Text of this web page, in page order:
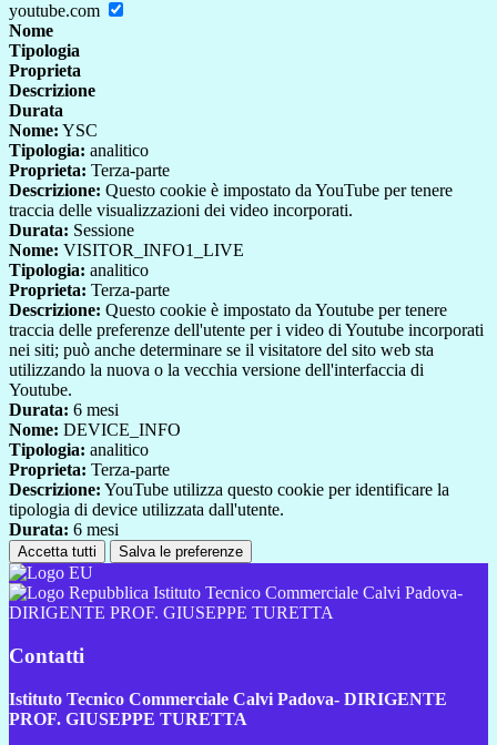
youtube.com
Nome
Tipologia
Proprieta
Descrizione
Durata
Nome: YSC
Tipologia: analitico
Proprieta: Terza-parte
Descrizione: Questo cookie è impostato da YouTube per tenere
traccia delle visualizzazioni dei video incorporati.
Durata: Sessione
Nome: VISITOR_INFO1_LIVE
Tipologia: analitico
Proprieta: Terza-parte
Descrizione: Questo cookie è impostato da Youtube per tenere
traccia delle preferenze dell'utente per i video di Youtube incorporati
nei siti; può anche determinare se il visitatore del sito web sta
utilizzando la nuova o la vecchia versione dell'interfaccia di
Youtube.
Durata: 6 mesi
Nome: DEVICE_INFO
Tipologia: analitico
Proprieta: Terza-parte
Descrizione: YouTube utilizza questo cookie per identificare la
tipologia di device utilizzata dall'utente.
Durata: 6 mesi
Accetta tutti Salva le preferenze
Istituto Tecnico Commerciale Calvi Padova-
DIRIGENTE PROF. GIUSEPPE TURETTA
Contatti
Istituto Tecnico Commerciale Calvi Padova- DIRIGENTE
PROF. GIUSEPPE TURETTA